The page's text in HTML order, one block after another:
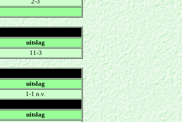
uitslag
11-3
uitslag
1-1 n.v.
uitslag